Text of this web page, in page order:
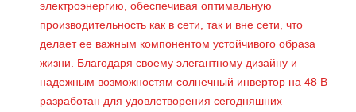
электроэнергию, обеспечивая оптимальную
производительность как в сети, так и вне сети, что
делает ее важным компонентом устойчивого образа
жизни. Благодаря своему элегантному дизайну и
надежным возможностям солнечный инвертор на 48 В
разработан для удовлетворения сегодняшних